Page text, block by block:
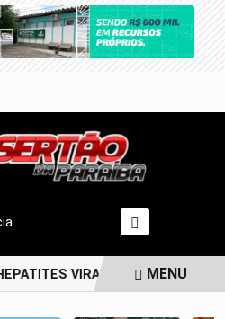
VIRAIS NO BRASIL NOS
MENU